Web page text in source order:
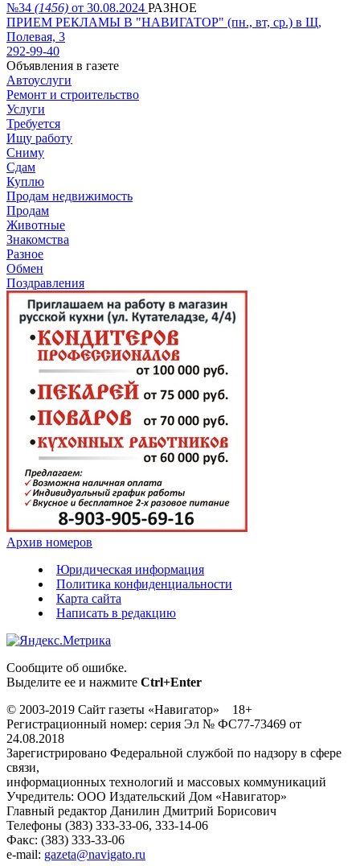
№34 (1456) от 30.08.2024 РАЗНОЕ
ПРИЕМ РЕКЛАМЫ В "НАВИГАТОР" (пн., вт, ср.) в Щ,
Полевая, 3
292-99-40
Объявления в газете
Автоуслуги
Ремонт и строительство
Услуги
Требуется
Ищу работу
Сниму
Сдам
Куплю
Продам недвижимость
Продам
Животные
Знакомства
Разное
Обмен
Поздравления
Архив номеров
Юридическая информация
Политика конфиденциальности
Карта сайта
Написать в редакцию
Сообщите об ошибке.
Выделите ее и нажмите Ctrl+Enter
© 2003-2019 Сайт газеты «Навигатор» 18+
Регистрационный номер: серия Эл № ФС77-73469 от
24.08.2018
Зарегистрировано Федеральной службой по надзору в сфере
связи,
информационных технологий и массовых коммуникаций
Учредитель: ООО Издательский Дом «Навигатор»
Главный редактор Данилин Дмитрий Борисович
Телефоны (383) 333-33-06, 333-14-06
Факс: (383) 333-33-06
e-mail: gazeta@navigato.ru